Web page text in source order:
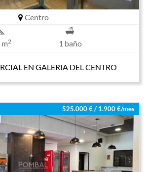
Centro
2 1 baño
EN GALERIA DEL CENTRO
525.000 € / 1.900 €/mes